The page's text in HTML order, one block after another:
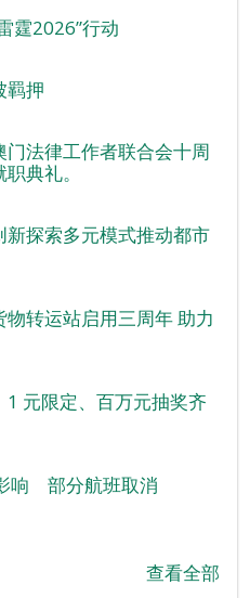
霆2026”行动
羁押
法律工作者联合会十周
典礼。
探索多元模式推动都市
转运站启用三周年 助力
元限定、百万元抽奖齐
响 部分航班取消
查看全部